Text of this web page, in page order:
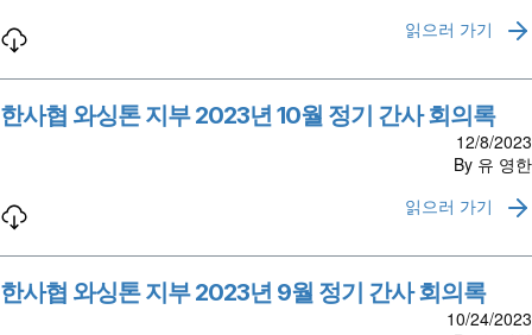
읽으러 가기
한사협 와싱톤 지부 2023년 10월 정기 간사 회의록
12/8/2023
By 유 영한
읽으러 가기
한사협 와싱톤 지부 2023년 9월 정기 간사 회의록
10/24/2023